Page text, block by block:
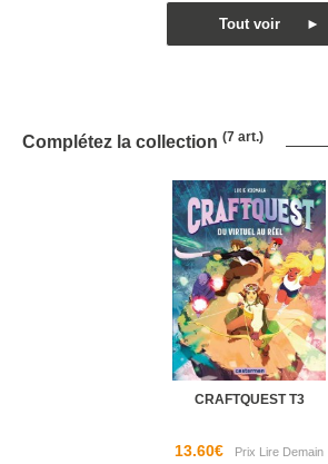
Complétez la collection (7 art.)
CRAFTQUEST T3
13.60€